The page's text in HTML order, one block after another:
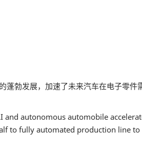
蓬勃发展，加速了未来汽车在电子零
and autonomous automobile
to fully automated production line